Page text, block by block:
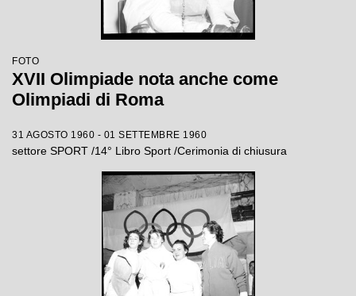
FOTO
XVII Olimpiade nota anche come
Olimpiadi di Roma
31 AGOSTO 1960 - 01 SETTEMBRE 1960
settore SPORT /14° Libro Sport /Cerimonia di chiusura